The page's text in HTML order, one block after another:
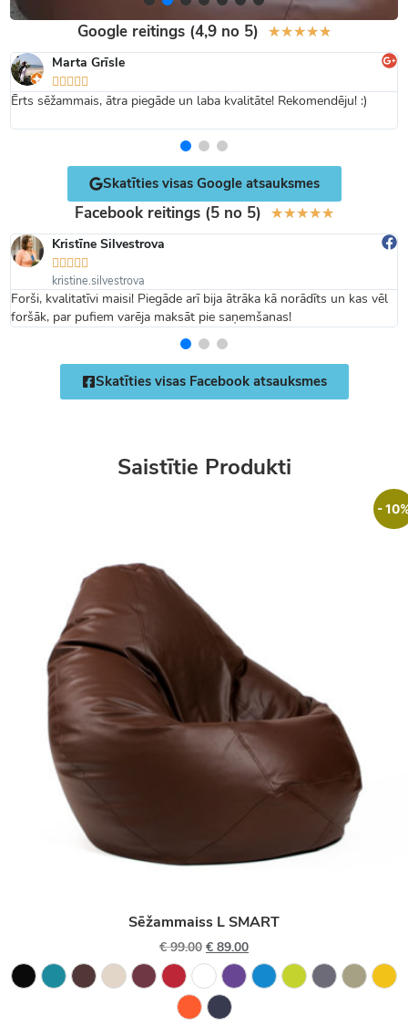
Google reitings (4,9 no 5) ★★★★★
Marta Grīsle
    
Ērts sēžammais, ātra piegāde un laba kvalitāte! Rekomendēju! :)
Skatīties visas Google atsauksmes
Facebook reitings (5 no 5) ★★★★★
Kristīne Silvestrova
    
kristine.silvestrova
Forši, kvalitatīvi maisi! Piegāde arī bija ātrāka kā norādīts un kas vēl
foršāk, par pufiem varēja maksāt pie saņemšanas!
Skatīties visas Facebook atsauksmes
Saistītie Produkti
-
Sēžammaiss L SMART
€99.00 € 89.00